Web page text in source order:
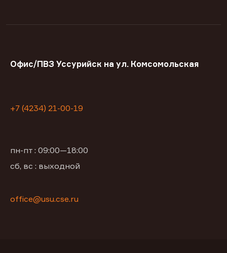
Офис/ПВЗ Уссурийск на ул. Комсомольская
+7 (4234) 21-00-19
пн-пт : 09:00—18:00
сб, вс : выходной
office@usu.cse.ru